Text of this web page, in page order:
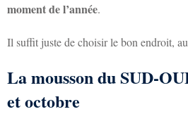
moment de l’année.
Il suffit juste de choisir le bon endroit,
La mousson du SUD-
et octobre